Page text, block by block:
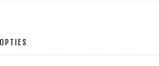
OPTIES